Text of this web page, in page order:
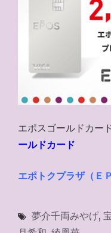
エポスゴールドカー
ールドカード
エポトクプラザ（Ｅ
夢介千両みやげ,